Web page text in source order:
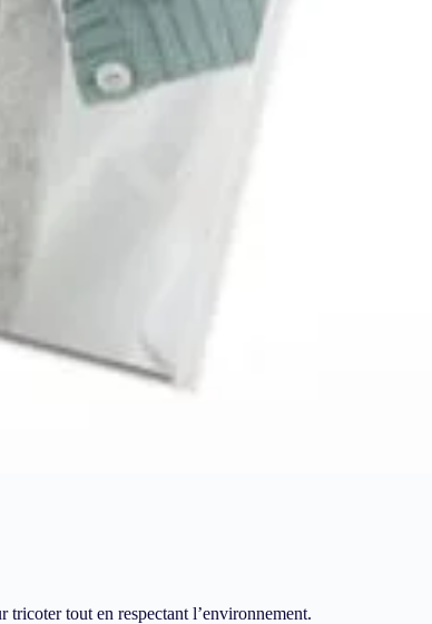
tout en respectant l’environnement.